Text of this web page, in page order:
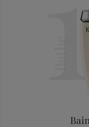
Tocopherol - Bht -